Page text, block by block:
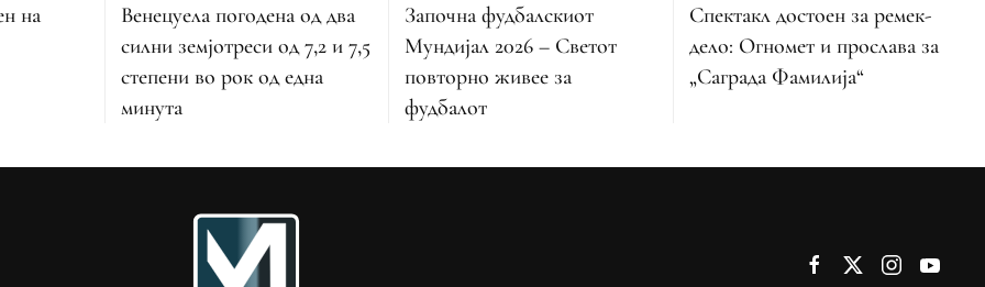
на
Венецуела погодена од два
силни земјотреси од 7,2 и 7,5
степени во рок од една
минута
Започна фудбалскиот
Мундијал 2026 – Светот
повторно живее за
фудбалот
Спектакл достоен за ремек-
дело: Огномет и прослава за
„Саграда Фамилија“